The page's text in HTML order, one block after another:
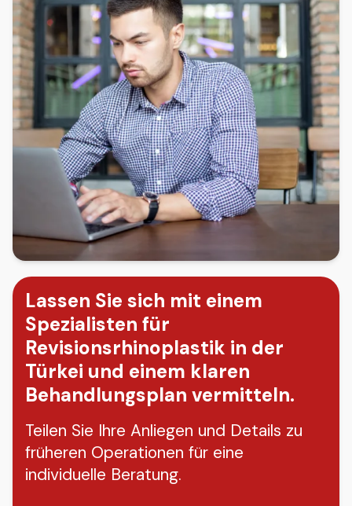
Lassen Sie sich mit einem
Spezialisten für
Revisionsrhinoplastik in der
Türkei und einem klaren
Behandlungsplan vermitteln.
Teilen Sie Ihre Anliegen und Details zu
früheren Operationen für eine
individuelle Beratung.